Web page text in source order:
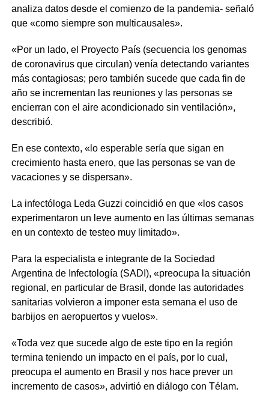
analiza datos desde el comienzo de la pandemia- señaló
que «como siempre son multicausales».
«Por un lado, el Proyecto País (secuencia los genomas
de coronavirus que circulan) venía detectando variantes
más contagiosas; pero también sucede que cada fin de
año se incrementan las reuniones y las personas se
encierran con el aire acondicionado sin ventilación»,
describió.
En ese contexto, «lo esperable sería que sigan en
crecimiento hasta enero, que las personas se van de
vacaciones y se dispersan».
La infectóloga Leda Guzzi coincidió en que «los casos
experimentaron un leve aumento en las últimas semanas
en un contexto de testeo muy limitado».
Para la especialista e integrante de la Sociedad
Argentina de Infectología (SADI), «preocupa la situación
regional, en particular de Brasil, donde las autoridades
sanitarias volvieron a imponer esta semana el uso de
barbijos en aeropuertos y vuelos».
«Toda vez que sucede algo de este tipo en la región
termina teniendo un impacto en el país, por lo cual,
preocupa el aumento en Brasil y nos hace prever un
incremento de casos», advirtió en diálogo con Télam.